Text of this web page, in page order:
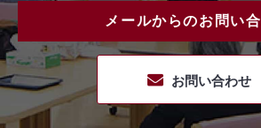
メールからのお問い
お問い合わせ